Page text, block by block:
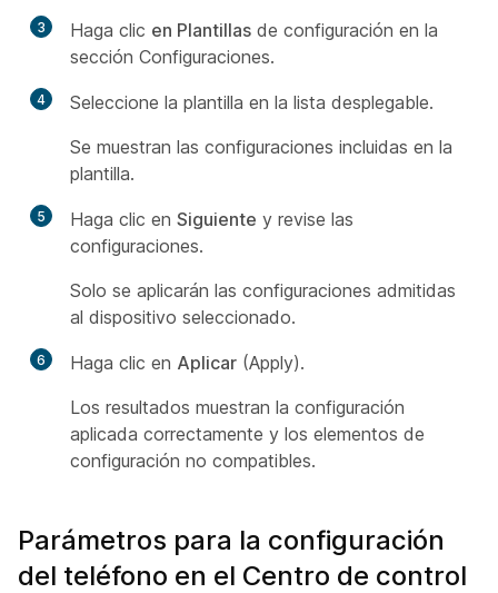
3 Haga clic en Plantillas de configuración en la
sección Configuraciones.
4
Seleccione la plantilla en la lista desplegable.
Se muestran las configuraciones incluidas en la
plantilla.
5 Haga clic en Siguiente y revise las
configuraciones.
Solo se aplicarán las configuraciones admitidas
al dispositivo seleccionado.
6 Haga clic en Aplicar (Apply).
Los resultados muestran la configuración
aplicada correctamente y los elementos de
configuración no compatibles.
Parámetros para la configuración
del teléfono en el Centro de control